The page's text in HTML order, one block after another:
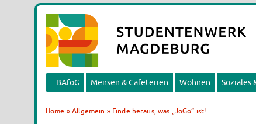
BAföG Mensen & Cafeterien Wohnen Soziales
Home »Allgemein » Finde heraus, was „JoGo“ ist!